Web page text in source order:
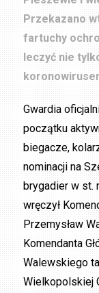
Przekazano
fartuchy
leczyć nie
Gwardia
początku
biegacze,
nominacji na
brygadier w st.
wręczył
Przemysław
Komendanta
Walewskiego
Wielkopolskiej